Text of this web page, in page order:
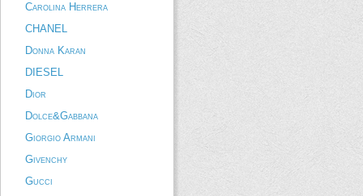
Carolina Herrera
CHANEL
Donna Karan
DIESEL
Dior
Dolce&Gabbana
Giorgio Armani
Givenchy
Gucci